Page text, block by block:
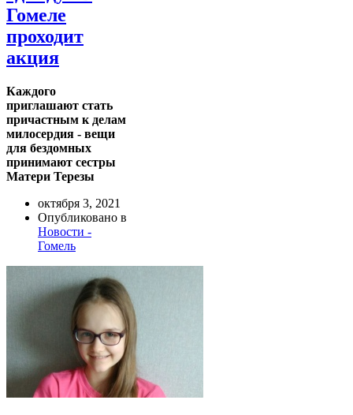
Гомеле
проходит
акция
Каждого
приглашают стать
причастным к делам
милосердия - вещи
для бездомных
принимают сестры
Матери Терезы
октября 3, 2021
Опубликовано в
Новости -
Гомель